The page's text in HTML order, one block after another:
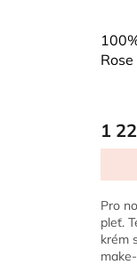
5
1
Pro
pleť.
krém